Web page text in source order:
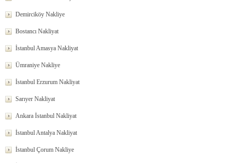
Demirciköy Nakliye
Bostancı Nakliyat
İstanbul Amasya Nakliyat
Ümraniye Nakliye
İstanbul Erzurum Nakliyat
Sarıyer Nakliyat
Ankara İstanbul Nakliyat
İstanbul Antalya Nakliyat
İstanbul Çorum Nakliye